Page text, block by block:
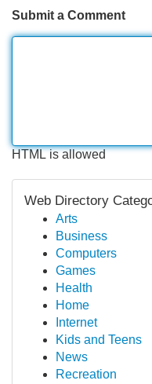
Submit a Comment
HTML is allowed
Web Directory
Arts
Business
Computers
Games
Health
Home
Internet
Kids and Teens
News
Recreation